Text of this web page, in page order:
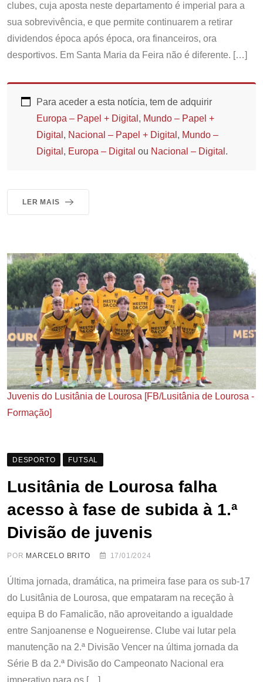
clubes, cuja aposta neste departamento é imperial para a
sua sobrevivência, e que permite continuarem a retirar
dividendos época após época, ora financeiros, ora
desportivos. Em Santa Maria da Feira não é diferente. […]
Para aceder a esta notícia, tem de adquirir
Europa – Papel + Digital , Mundo – Papel +
Digital , Nacional – Papel + Digital , Mundo –
Digital , Europa – Digital ou Nacional – Digital .
LER MAIS
Juvenis do Lusitânia de Lourosa [FB/Lusitânia de Lourosa -
Formação]
DESPORTO FUTSAL
Lusitânia de Lourosa falha
acesso à fase de subida à 1.ª
Divisão de juvenis
POR MARCELO BRITO 17/01/2024
Última jornada, dramática, na primeira fase para os sub-17
do Lusitânia de Lourosa, que empataram na receção à
equipa B do Famalicão, não aproveitando a igualdade
entre Sanjoanense e Nogueirense. Clube vai lutar pela
manutenção na 2.ª Divisão Vencer na última jornada da
Série B da 2.ª Divisão do Campeonato Nacional era